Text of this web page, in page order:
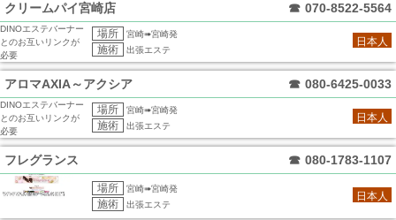
クリームパイ宮崎店 ☎ 070-8522-5564
DINOエステバーナー
とのお互いリンクが
必要
場所 宮崎➠宮崎発
施術 出張エステ
日本人
アロマAXIA～アクシア ☎ 080-6425-0033
DINOエステバーナー
とのお互いリンクが
必要
場所 宮崎➠宮崎発
施術 出張エステ
日本人
フレグランス ☎ 080-1783-1107
場所 宮崎➠宮崎発
施術 出張エステ
日本人